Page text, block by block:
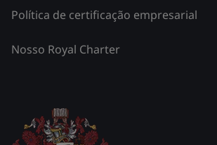
Política de certificação empresarial
Nosso Royal Charter